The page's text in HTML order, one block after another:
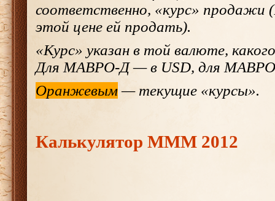
соответственно, «курс»
этой цене ей продать).
«Курс» указан в той валюте,
Для МАВРО-Д — в USD, для
Оранжевым— текущие «курсы».
Калькулятор МММ 2012